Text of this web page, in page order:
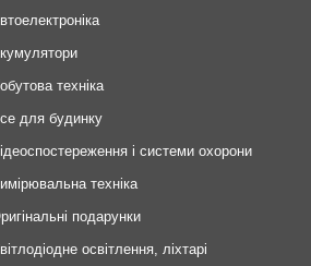
техніка
для будинку
і системи охорони
техніка
подарунки
освітлення, ліхтарі